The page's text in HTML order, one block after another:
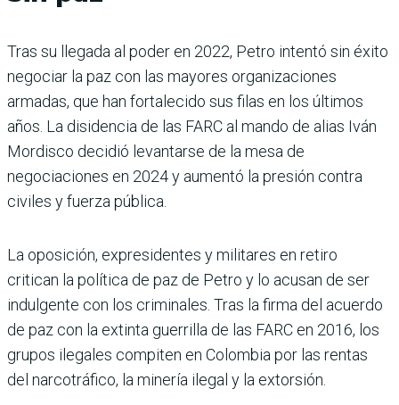
Tras su llegada al poder en 2022, Petro intentó sin éxito
negociar la paz con las mayores organizaciones
armadas, que han fortalecido sus filas en los últimos
años. La disidencia de las FARC al mando de alias Iván
Mordisco decidió levantarse de la mesa de
negociaciones en 2024 y aumentó la presión contra
civiles y fuerza pública.
La oposición, expresidentes y militares en retiro
critican la política de paz de Petro y lo acusan de ser
indulgente con los criminales. Tras la firma del acuerdo
de paz con la extinta guerrilla de las FARC en 2016, los
grupos ilegales compiten en Colombia por las rentas
del narcotráfico, la minería ilegal y la extorsión.